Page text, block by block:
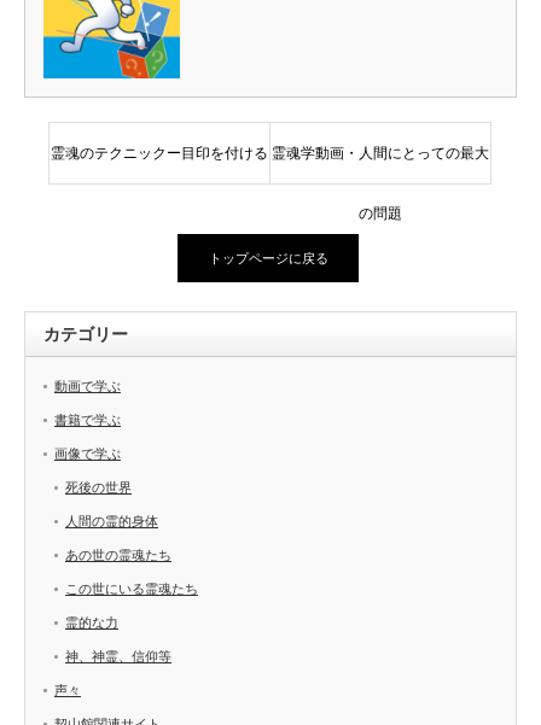
霊魂のテクニックー目印を付ける 霊魂学動画・人間にとっての最大
の問題
トップページに戻る
カテゴリー
動画で学ぶ
書籍で学ぶ
画像で学ぶ
死後の世界
人間の霊的身体
あの世の霊魂たち
この世にいる霊魂たち
霊的な力
神、神霊、信仰等
声々